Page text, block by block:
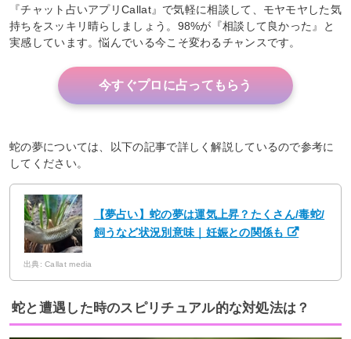
『チャット占いアプリCallat』で気軽に相談して、モヤモヤした気
持ちをスッキリ晴らしましょう。98%が『相談して良かった』と
実感しています。悩んでいる今こそ変わるチャンスです。
今すぐプロに占ってもらう
蛇の夢については、以下の記事で詳しく解説しているので参考に
してください。
【夢占い】蛇の夢は運気上昇？たくさん/毒蛇/
飼うなど状況別意味｜妊娠との関係も
出典: Callat media
蛇と遭遇した時のスピリチュアル的な対処法は？